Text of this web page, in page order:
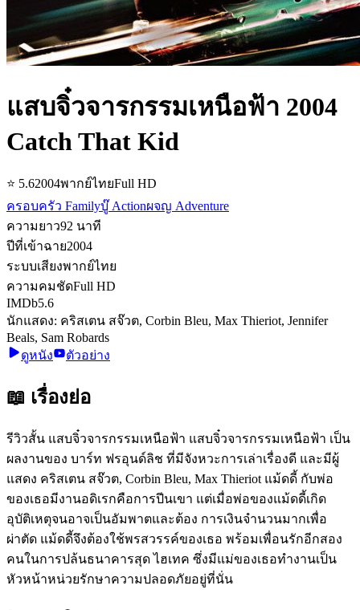
แสบจิ๋วจารกรรมเหนือฟ้า 2004
Catch That Kid
⭐ 5.62004พากย์ไทยFull HD
ครอบครัว Familyบู๊ Actionผจญ Adventure
ความยาว92 นาที
ปีที่เข้าฉาย2004
ระบบเสียงพากย์ไทย
ความคมชัดFull HD
IMDb5.6
นักแสดง: คริสเตน สจ๊วต, Corbin Bleu, Max Thieriot, Jennifer
Beals, Sam Robards
ดูหนัง
ตัวอย่าง
📖 เรื่องย่อ
รีวิวสั้น แสบจิ๋วจารกรรมเหนือฟ้า แสบจิ๋วจารกรรมเหนือฟ้า เป็น
ผลงานของ บาร์ท ฟรอุนด์ลิช ที่มีจังหวะการเล่าเรื่องดี และมีผู้
แสดง คริสเตน สจ๊วต, Corbin Bleu, Max Thieriot แม้ดดี้ กับพ่อ
ของเธอมีงานอดิเรกคือการปีนเขา แต่เมื่อพ่อของแม้ดดี้เกิด
อุบัติเหตุจนอาจเป็นอัมพาตและต้อง การเงินจำนวนมากเพื่อ
ผ่าตัด แม้ดดี้จึงต้องใช้พรสวรรค์ของเธอ พร้อมเพื่อนรักอีกสอง
คนในการปล้นธนาคารสุด ไฮเทค ซึ่งมีแม่ของเธอทำงานเป็น
หัวหน้าหน่วยรักษาความปลอดภัยอยู่ที่นั่น